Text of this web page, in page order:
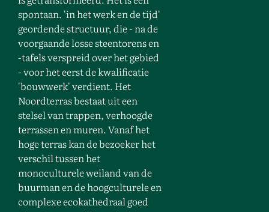
spontaan. 'in het werk en de tijd'
geordende structuur, die - na de
voorgaande losse steentorens en
-tafels verspreid over het gebied
- voor het eerst de kwalificatie
'bouwwerk' verdient. Het
Noordterras bestaat uit een
stelsel van trappen, verhoogde
terrassen en muren. Vanaf het
hoge terras kan de bezoeker het
verschil tussen het
monoculturele weiland van de
buurman en de hoogculturele en
complexe ecokathedraal goed